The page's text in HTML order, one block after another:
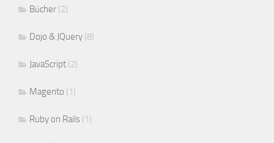
Bücher (2)
Dojo & JQuery (8)
JavaScript (2)
Magento (1)
Ruby on Rails (1)